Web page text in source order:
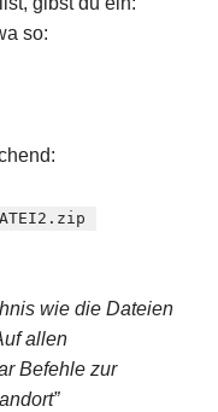
so:
wie die Dateien
allen
Befehle zur